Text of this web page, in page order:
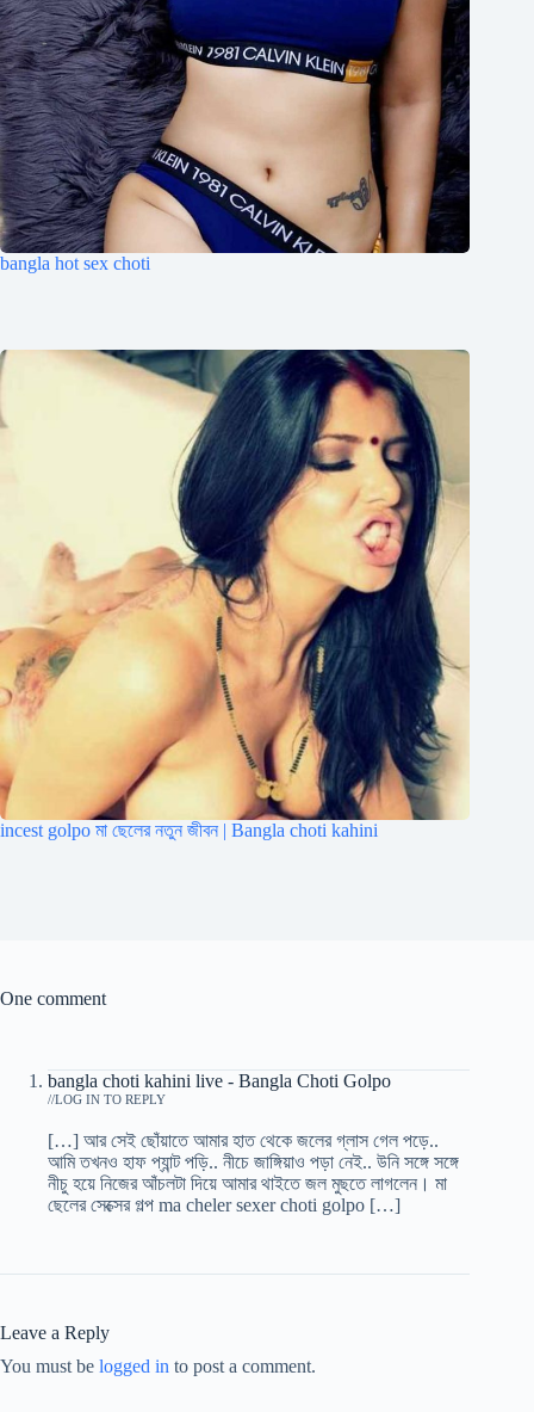
bangla hot sex choti
incest golpo মা ছেলের নতুন জীবন | Bangla choti kahini
One comment
bangla choti kahini live - Bangla Choti Golpo
/ LOG IN TO REPLY
[…] আর সেই ছোঁয়াতে আমার হাত থেকে জলের গ্লাস গেল পড়ে..
আমি তখনও হাফ প্যান্ট পড়ি.. নীচে জাঙ্গিয়াও পড়া নেই.. উনি সঙ্গে সঙ্গে
নীচু হয়ে নিজের আঁচলটা দিয়ে আমার থাইতে জল মুছতে লাগলেন। মা
ছেলের সেক্সের গল্প ma cheler sexer choti golpo […]
Leave a Reply
You must be logged in to post a comment.